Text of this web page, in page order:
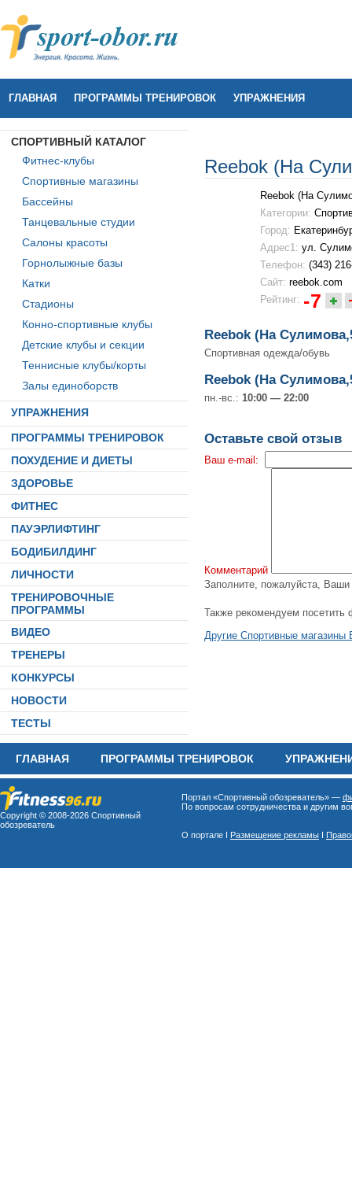
ГЛАВНАЯ ПРОГРАММЫ ТРЕНИРОВОК УПРАЖНЕНИЯ
СПОРТИВНЫЙ КАТАЛОГ
Фитнес-клубы
Спортивные магазины
Бассейны
Танцевальные студии
Салоны красоты
Горнолыжные базы
Катки
Стадионы
Конно-спортивные клубы
Детские клубы и секции
Теннисные клубы/корты
Залы единоборств
УПРАЖНЕНИЯ
ПРОГРАММЫ ТРЕНИРОВОК
ПОХУДЕНИЕ И ДИЕТЫ
ЗДОРОВЬЕ
ФИТНЕС
ПАУЭРЛИФТИНГ
БОДИБИЛДИНГ
ЛИЧНОСТИ
ТРЕНИРОВОЧНЫЕ
ПРОГРАММЫ
ВИДЕО
ТРЕНЕРЫ
КОНКУРСЫ
НОВОСТИ
ТЕСТЫ
Reebok (На
Reebok (На
Категории:
Город:
Адрес1: ул.
Телефон: (343)
Сайт: reebok.com
Рейтинг: -7
Reebok (На
Спортивная одежда/обувь
Reebok (На
пн.-вс.: 10:00 — 22:00
Оставьте свой отзыв
Ваш e-mail:
Комментарий
Заполните, пожалуйста, Ваши
Также рекомендуем посетить
Другие Спортивные магазины
ГЛАВНАЯ ПРОГРАММЫ ТРЕНИРОВОК
Copyright © 2008-2026 Спортивный
обозреватель
Портал «Спортивный обозреватель» —
По вопросам сотрудничества и другим
О портале I Размещение рекламы I